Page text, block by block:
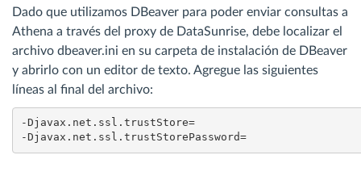
Dado que utilizamos DBeaver para poder enviar consultas a
Athena a través del proxy de DataSunrise, debe localizar el
archivo dbeaver.ini en su carpeta de instalación de DBeaver
y abrirlo con un editor de texto. Agregue las siguientes
líneas al final del archivo:
-Djavax.net.ssl.trustStore=
-Djavax.net.ssl.trustStorePassword=